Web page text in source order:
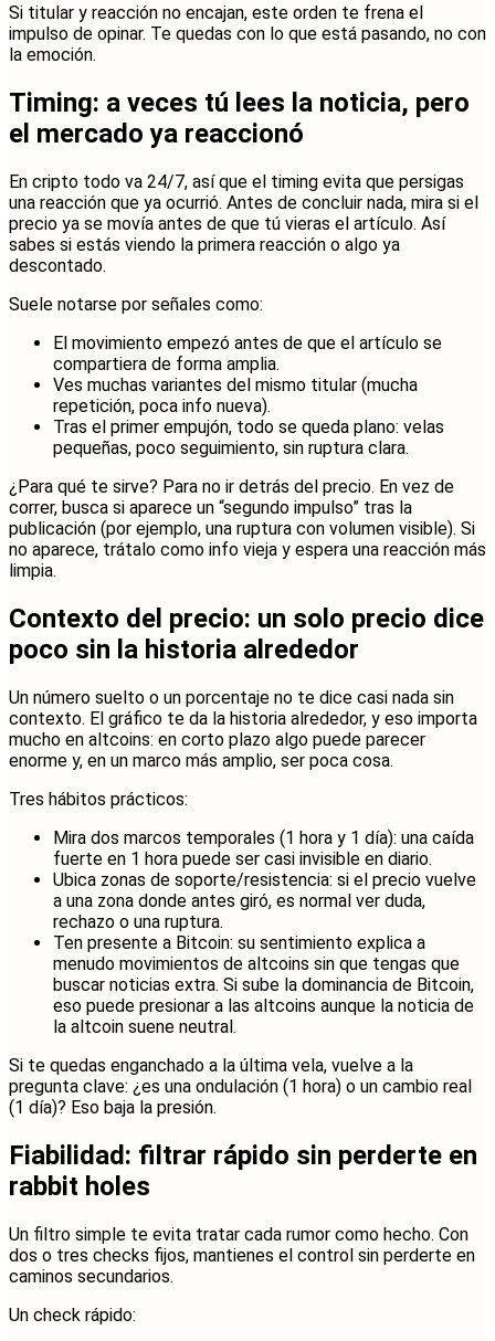
Si titular y reacción no encajan, este orden te frena el
impulso de opinar. Te quedas con lo que está pasando, no con
la emoción.
Timing: a veces tú lees la noticia, pero
el mercado ya reaccionó
En cripto todo va 24/7, así que el timing evita que persigas
una reacción que ya ocurrió. Antes de concluir nada, mira si el
precio ya se movía antes de que tú vieras el artículo. Así
sabes si estás viendo la primera reacción o algo ya
descontado.
Suele notarse por señales como:
El movimiento empezó antes de que el artículo se
compartiera de forma amplia.
Ves muchas variantes del mismo titular (mucha
repetición, poca info nueva).
Tras el primer empujón, todo se queda plano: velas
pequeñas, poco seguimiento, sin ruptura clara.
¿Para qué te sirve? Para no ir detrás del precio. En vez de
correr, busca si aparece un “segundo impulso” tras la
publicación (por ejemplo, una ruptura con volumen visible). Si
no aparece, trátalo como info vieja y espera una reacción más
limpia.
Contexto del precio: un solo precio dice
poco sin la historia alrededor
Un número suelto o un porcentaje no te dice casi nada sin
contexto. El gráfico te da la historia alrededor, y eso importa
mucho en altcoins: en corto plazo algo puede parecer
enorme y, en un marco más amplio, ser poca cosa.
Tres hábitos prácticos:
Mira dos marcos temporales (1 hora y 1 día): una caída
fuerte en 1 hora puede ser casi invisible en diario.
Ubica zonas de soporte/resistencia: si el precio vuelve
a una zona donde antes giró, es normal ver duda,
rechazo o una ruptura.
Ten presente a Bitcoin: su sentimiento explica a
menudo movimientos de altcoins sin que tengas que
buscar noticias extra. Si sube la dominancia de Bitcoin,
eso puede presionar a las altcoins aunque la noticia de
la altcoin suene neutral.
Si te quedas enganchado a la última vela, vuelve a la
pregunta clave: ¿es una ondulación (1 hora) o un cambio real
(1 día)? Eso baja la presión.
Fiabilidad: filtrar rápido sin perderte en
rabbit holes
Un filtro simple te evita tratar cada rumor como hecho. Con
dos o tres checks fijos, mantienes el control sin perderte en
caminos secundarios.
Un check rápido: